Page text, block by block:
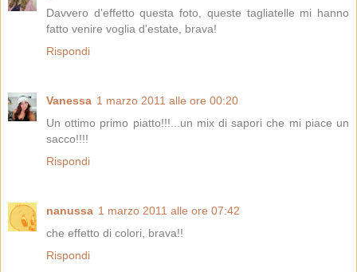
Davvero d'effetto questa foto, queste tagliatelle mi hanno
fatto venire voglia d'estate, brava!
Rispondi
Vanessa 1 marzo 2011 alle ore 00:20
Un ottimo primo piatto!!!...un mix di sapori che mi piace un
sacco!!!!
Rispondi
nanussa 1 marzo 2011 alle ore 07:42
che effetto di colori, brava!!
Rispondi